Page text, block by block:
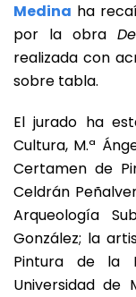
Medina ha
por la obra
realizada con
sobre tabla.
El jurado ha
Cultura, M.ª
Certamen de
Celdrán
Arqueología
González; la
Pintura de la
Universidad de